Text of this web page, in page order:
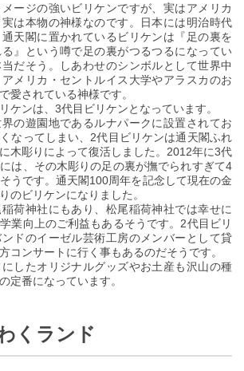
ージの強いビリケンですが、実はアメリカ
は本物の神様なのです。日本には明治時代
天閣に置かれているビリケンは『足の裏を
』という噂で足の裏がつるつるになってい
だそう。しあわせのシンボルとして世界中
メリカ・セントルイス大学やアラスカのお
愛されている神様です。
ケンは、3代目ビリケンとなっています。
の遊園地であるルナパークに設置されてお
なってしまい、2代目ビリケンは通天閣ふれ
木彫りによって復活しました。2012年に3代
は、その木彫りの足の裏が撫でられすぎて4
うです。通天閣100周年を記念して現在の金
のビリケンになりました。
荷神社にもあり、松尾稲荷神社では幸せに
業向上のご利益もあるそうです。2代目ビリ
ドのイーゼル芸術工房のメンバーとして貸
コンサートに行く事もあるのだそうです。
したオリジナルグッズやお土産も沢山の種
定番になっています。
くランド